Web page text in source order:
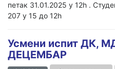
петак 31.01.2025 у 12h .
207 у 15 до 12h
Усмени испит ДК,
ДЕЦЕМБАР